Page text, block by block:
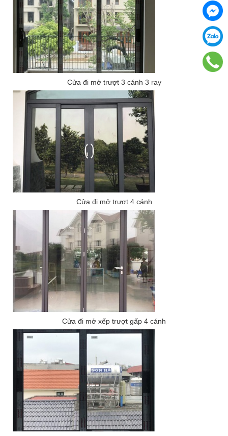
Cửa đi mở trượt 3 cánh 3 ray
Cửa đi mở trượt 4 cánh
Cửa đi mở xếp trượt gấp 4 cánh